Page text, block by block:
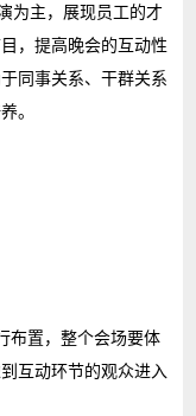
为主，展现员工的才
，提高晚会的互动性
同事关系、干群关系
。
布置，整个会场要体
互动环节的观众进入